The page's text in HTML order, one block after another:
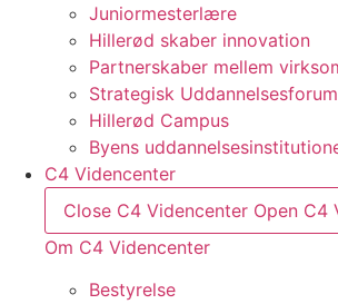
Juniormesterlære
Hillerød skaber innovation
Partnerskaber mellem
Strategisk
Hillerød Campus
Byens
C4 Videncenter
Close C4 Videncenter Open C4
Om C4 Videncenter
Bestyrelse